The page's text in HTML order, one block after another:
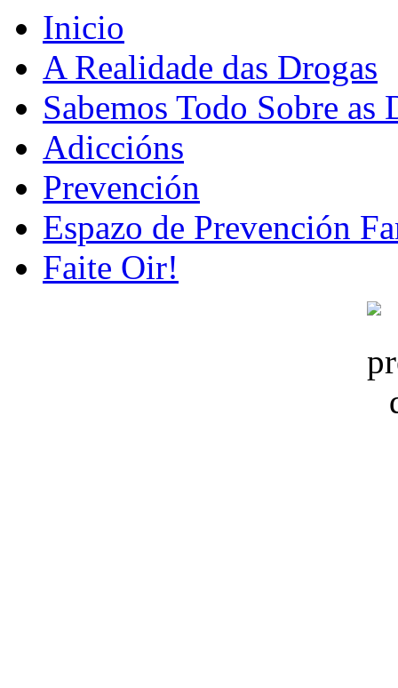
Inicio
A Realidade das Drogas
Sabemos Todo Sobre as
Adiccións
Prevención
Espazo de Prevención
Faite Oir!